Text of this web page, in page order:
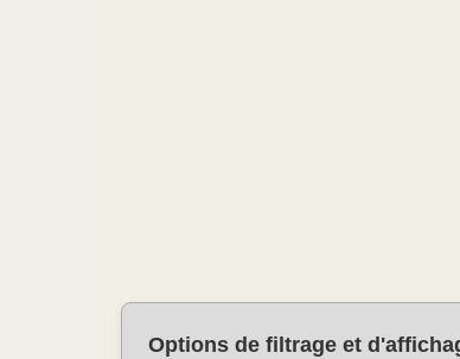
Options de filtrage et